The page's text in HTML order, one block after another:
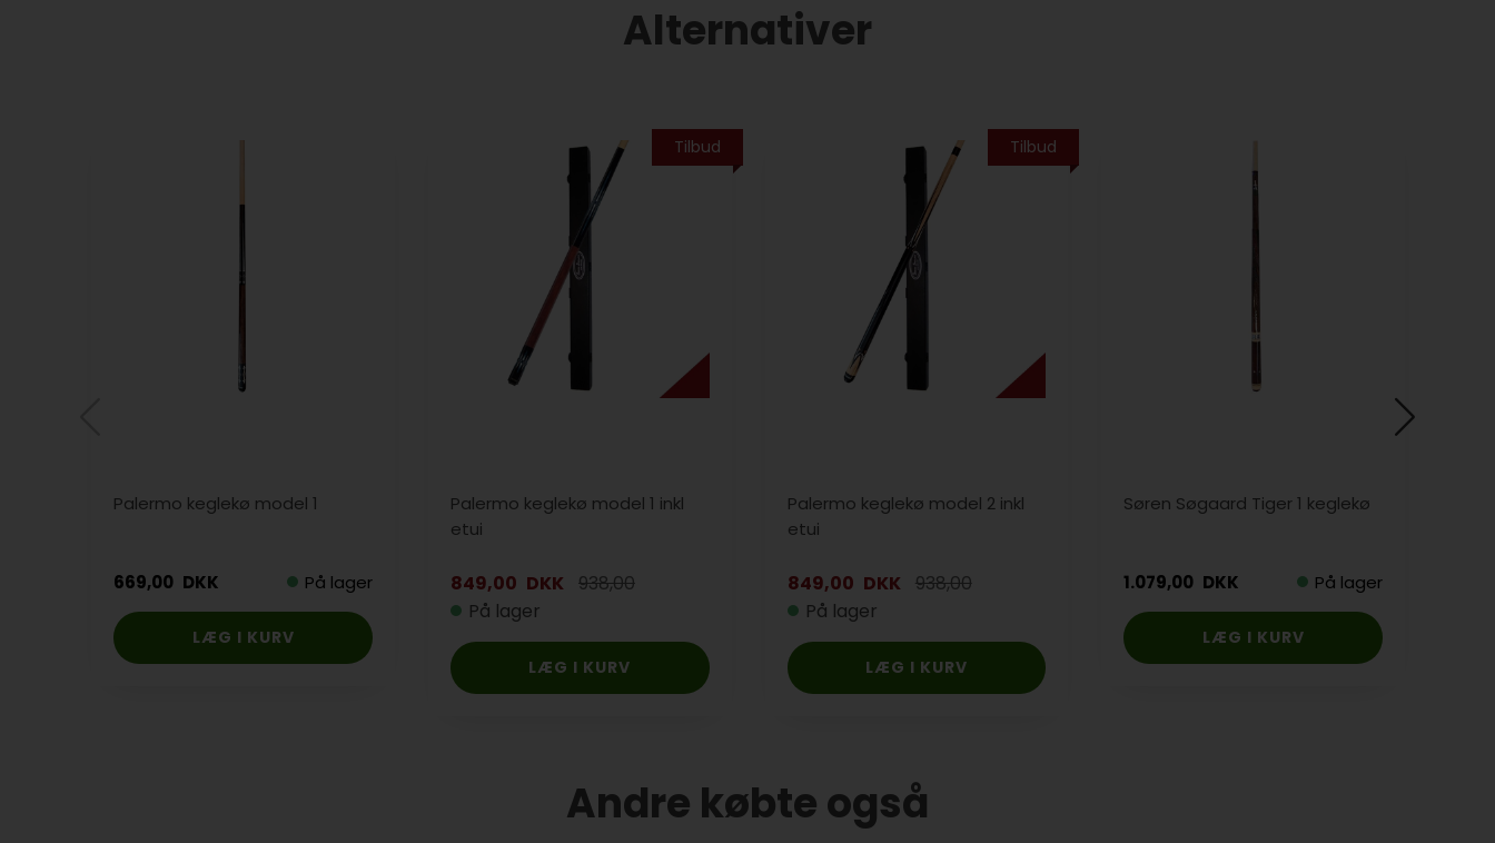
Alternativer
Palermo keglekø model 1
669,00 DKK På lager
Tilbud
Palermo keglekø model 1 inkl
etui
849,00 DKK
938,00
På lager
Tilbud
Palermo keglekø model 2 inkl
etui
849,00 DKK
938,00
På lager
Søren Søgaard Tiger 1 keglekø
1.079,00 DKK På lager
Andre købte også